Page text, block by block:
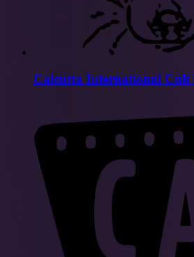
Calcutta International Cult